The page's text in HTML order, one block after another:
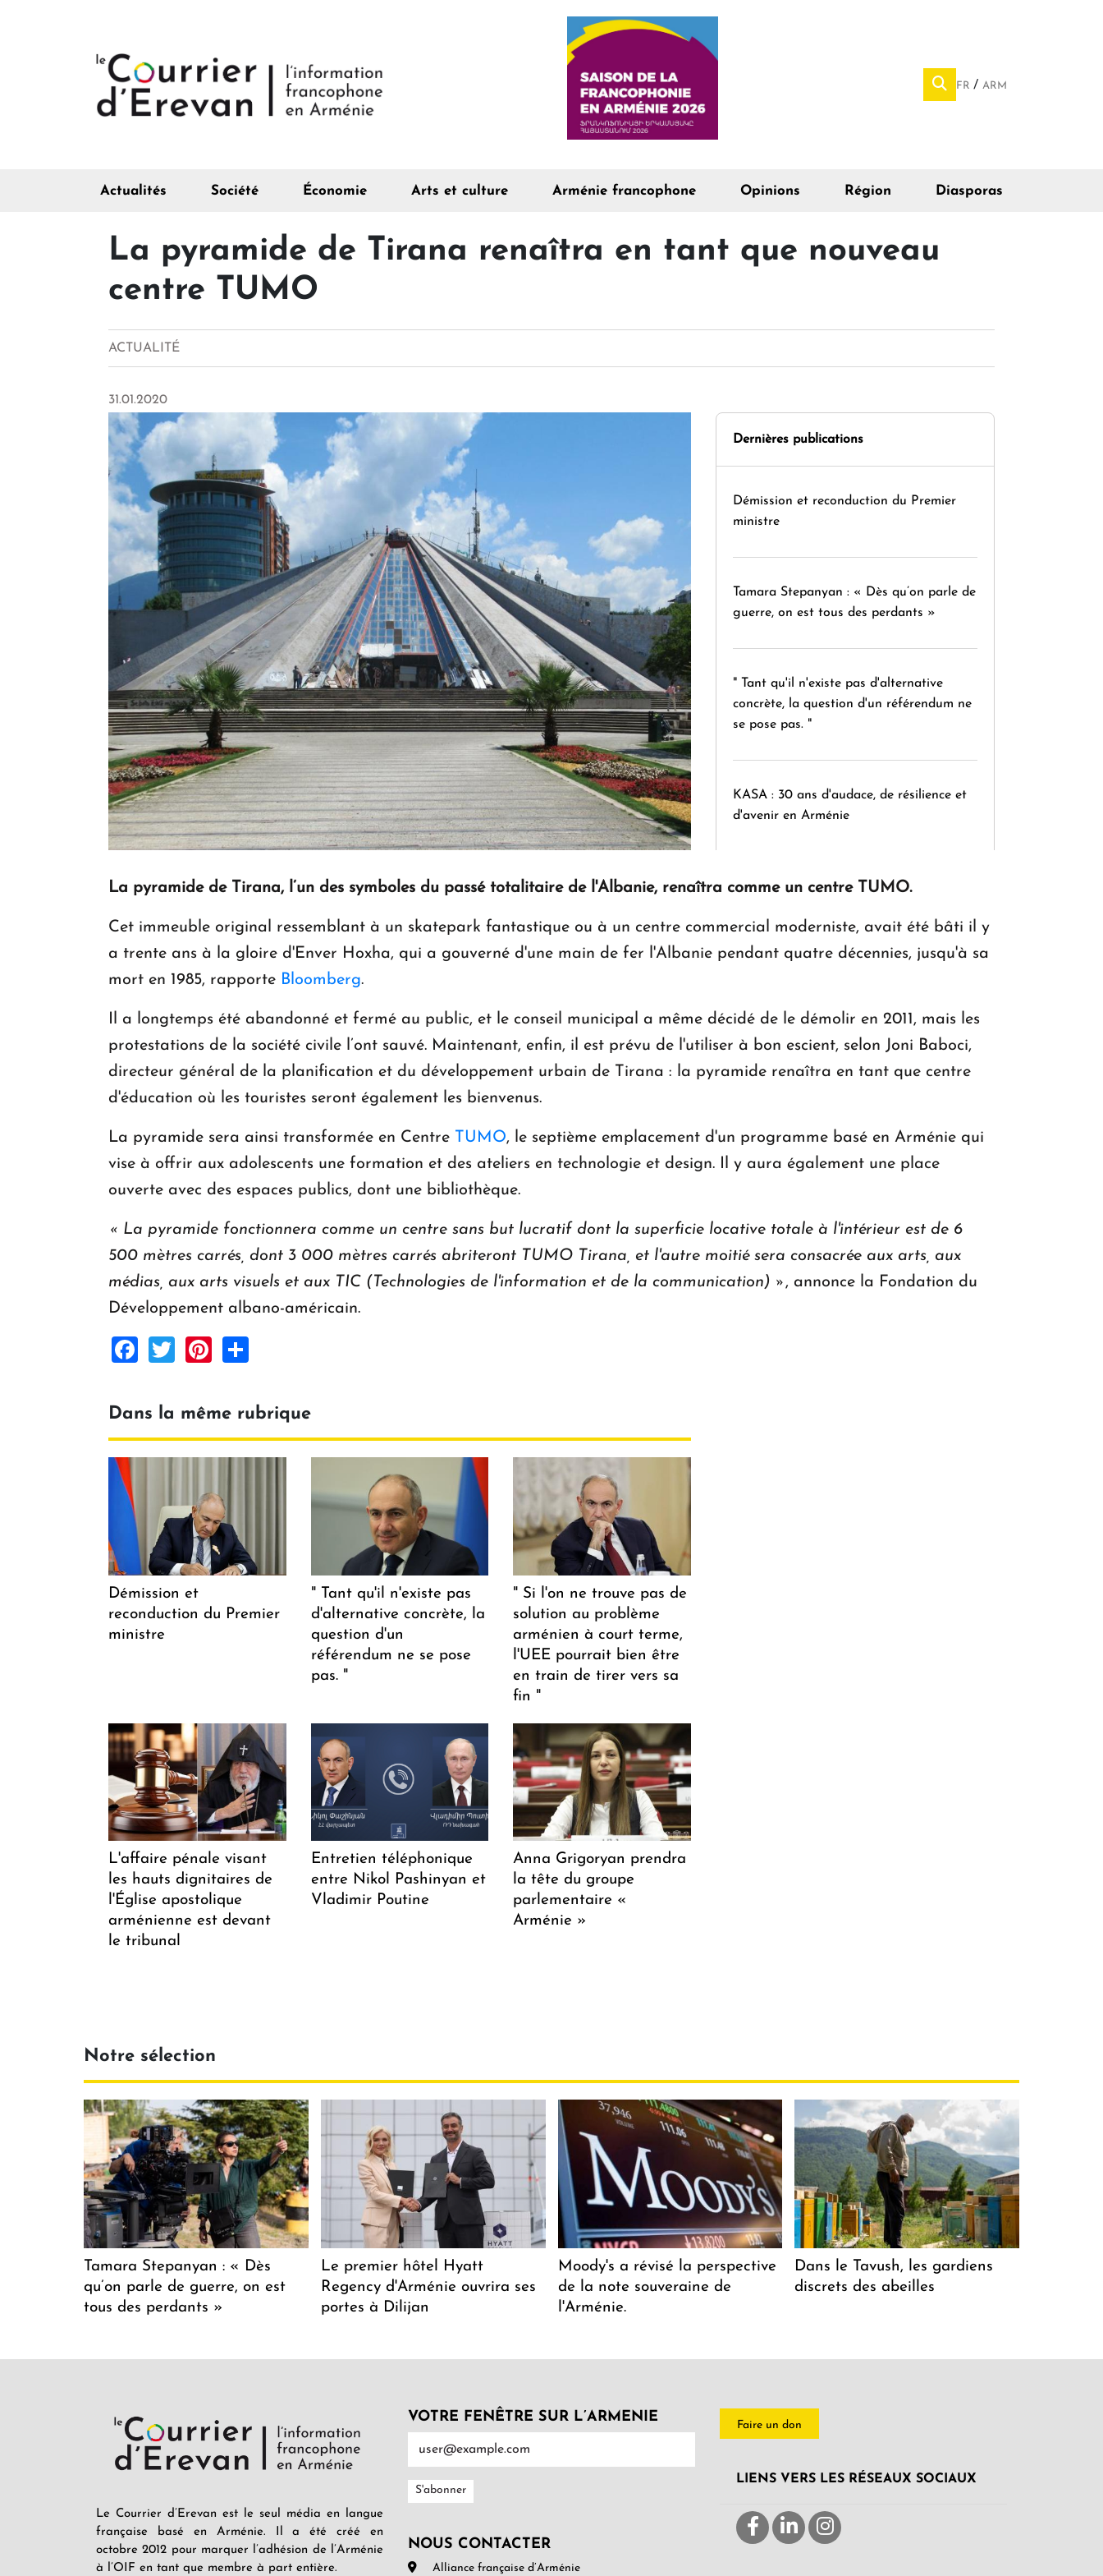
FR ARM
Actualités Société Économie Arts et culture Arménie francophone Opinions Région Diasporas
La pyramide de Tirana renaîtra en tant que nouveau
centre TUMO
ACTUALITÉ
31.01.2020
Dernières publications
Démission et reconduction du Premier
ministre
Tamara Stepanyan : « Dès qu’on parle de
guerre, on est tous des perdants »
" Tant qu'il n'existe pas d'alternative
concrète, la question d'un référendum ne
se pose pas. "
KASA : 30 ans d'audace, de résilience et
d'avenir en Arménie
Le premier hôtel Hyatt Regency
La pyramide de Tirana, l’un des symboles du passé totalitaire de l'Albanie, renaîtra comme un centre TUMO.
Cet immeuble original ressemblant à un skatepark fantastique ou à un centre commercial moderniste, avait été bâti il y
a trente ans à la gloire d'Enver Hoxha, qui a gouverné d'une main de fer l'Albanie pendant quatre décennies, jusqu'à sa
mort en 1985, rapporte Bloomberg.
Il a longtemps été abandonné et fermé au public, et le conseil municipal a même décidé de le démolir en 2011, mais les
protestations de la société civile l’ont sauvé. Maintenant, enfin, il est prévu de l'utiliser à bon escient, selon Joni Baboci,
directeur général de la planification et du développement urbain de Tirana : la pyramide renaîtra en tant que centre
d'éducation où les touristes seront également les bienvenus.
La pyramide sera ainsi transformée en Centre TUMO, le septième emplacement d'un programme basé en Arménie qui
vise à offrir aux adolescents une formation et des ateliers en technologie et design. Il y aura également une place
ouverte avec des espaces publics, dont une bibliothèque.
« La pyramide fonctionnera comme un centre sans but lucratif dont la superficie locative totale à l'intérieur est de 6
500 mètres carrés, dont 3 000 mètres carrés abriteront TUMO Tirana, et l'autre moitié sera consacrée aux arts, aux
médias, aux arts visuels et aux TIC (Technologies de l'information et de la communication) », annonce la Fondation du
Développement albano-américain.
Facebook
TwitterPinterest
Dans la même rubrique
Démission et
reconduction du Premier
ministre
" Tant qu'il n'existe pas
d'alternative concrète, la
question d'un
référendum ne se pose
pas. "
" Si l'on ne trouve pas de
solution au problème
arménien à court terme,
l'UEE pourrait bien être
en train de tirer vers sa
fin "
L'affaire pénale visant
les hauts dignitaires de
l'Église apostolique
arménienne est devant
le tribunal
Entretien téléphonique
entre Nikol Pashinyan et
Vladimir Poutine
Anna Grigoryan prendra
la tête du groupe
parlementaire «
Arménie »
Notre sélection
Tamara Stepanyan : « Dès
qu’on parle de guerre, on est
tous des perdants »
Le premier hôtel Hyatt
Regency d'Arménie ouvrira ses
portes à Dilijan
Moody's a révisé la perspective
de la note souveraine de
l'Arménie.
Dans le Tavush, les gardiens
discrets des abeilles
Le Courrier d’Erevan est le seul média en langue
française basé en Arménie. Il a été créé en
octobre 2012 pour marquer l’adhésion de l’Arménie
à l’OIF en tant que membre à part entière.
VOTRE FENÊTRE SUR L’ARMENIE
NOUS CONTACTER
Alliance française d’Arménie
Faire un don
LIENS VERS LES RÉSEAUX SOCIAUX